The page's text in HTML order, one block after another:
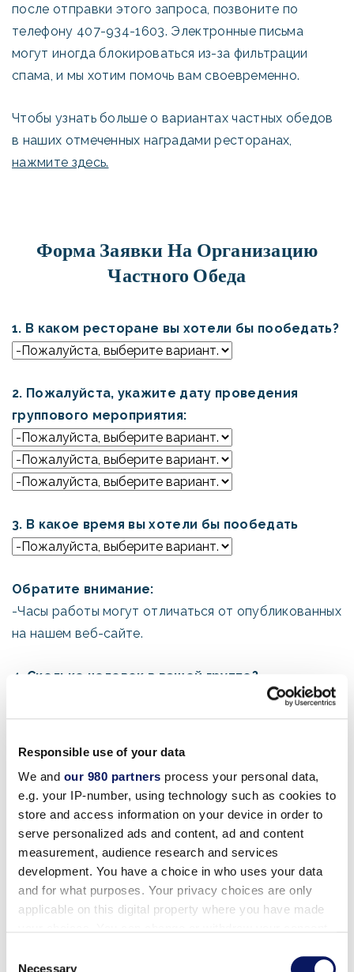
Responsible use of your data
We and our 980 partners process your personal data,
e.g. your IP-number, using technology such as cookies to
store and access information on your device in order to
serve personalized ads and content, ad and content
measurement, audience research and services
development. You have a choice in who uses your data
and for what purposes. Your privacy choices are only
applicable on this digital property where you have made
the Privacy trigger icon.
Necessary
после отправки этого запроса, позвоните по
телефону 407-934-1603. Электронные письма
могут иногда блокироваться из-за фильтрации
спама, и мы хотим помочь вам своевременно.
Чтобы узнать больше о вариантах частных обедов
в наших отмеченных наградами ресторанах,
нажмите здесь.
Форма Заявки На Организацию
Частного Обеда
1. В каком ресторане вы хотели бы пообедать?
2. Пожалуйста, укажите дату проведения
группового мероприятия:
3. В какое время вы хотели бы пообедать
Обратите внимание:
-Часы работы могут отличаться от опубликованных
на нашем веб-сайте.
4. Сколько человек в вашей группе?
Взрослые:
5. Ваш адрес электронной почты (он должен
быть у нас, чтобы связаться с вами по
электронной почте)?